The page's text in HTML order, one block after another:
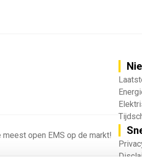
open EMS op de markt!